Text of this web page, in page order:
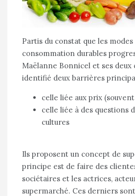
Partis du constat que les modes
consommation durables
Maëlanne Bonnicel et ses deux
identifié deux barrières
celle liée aux prix
celle liée à des questions
cultures
Ils proposent un concept de
principe est de faire des
sociétaires et les actrices,
supermarché. Ces derniers